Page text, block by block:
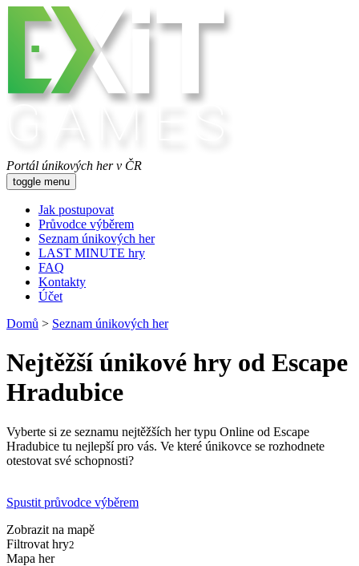
Portál únikových her v ČR
toggle menu
Jak postupovat
Průvodce výběrem
Seznam únikových her
LAST MINUTE hry
FAQ
Kontakty
Účet
Domů > Seznam únikových her
Nejtěžší únikové hry od Escape
Hradubice
Vyberte si ze seznamu nejtěžších her typu Online od Escape
Hradubice tu nejlepší pro vás. Ve které únikovce se rozhodnete
otestovat své schopnosti?
Spustit průvodce výběrem
Zobrazit na mapě
Filtrovat hry2
Mapa her